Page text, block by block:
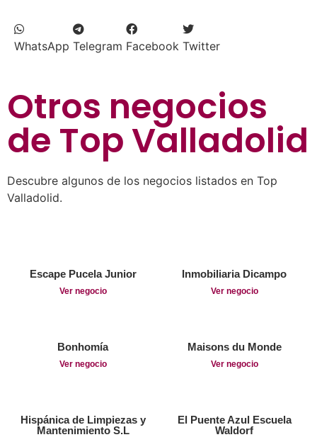
WhatsApp Telegram Facebook Twitter
Otros negocios
de Top Valladolid
Descubre algunos de los negocios listados en Top
Valladolid.
Escape Pucela Junior
Ver negocio
Inmobiliaria Dicampo
Ver negocio
Bonhomía
Ver negocio
Maisons du Monde
Ver negocio
Hispánica de Limpiezas y
Mantenimiento S.L
El Puente Azul Escuela
Waldorf